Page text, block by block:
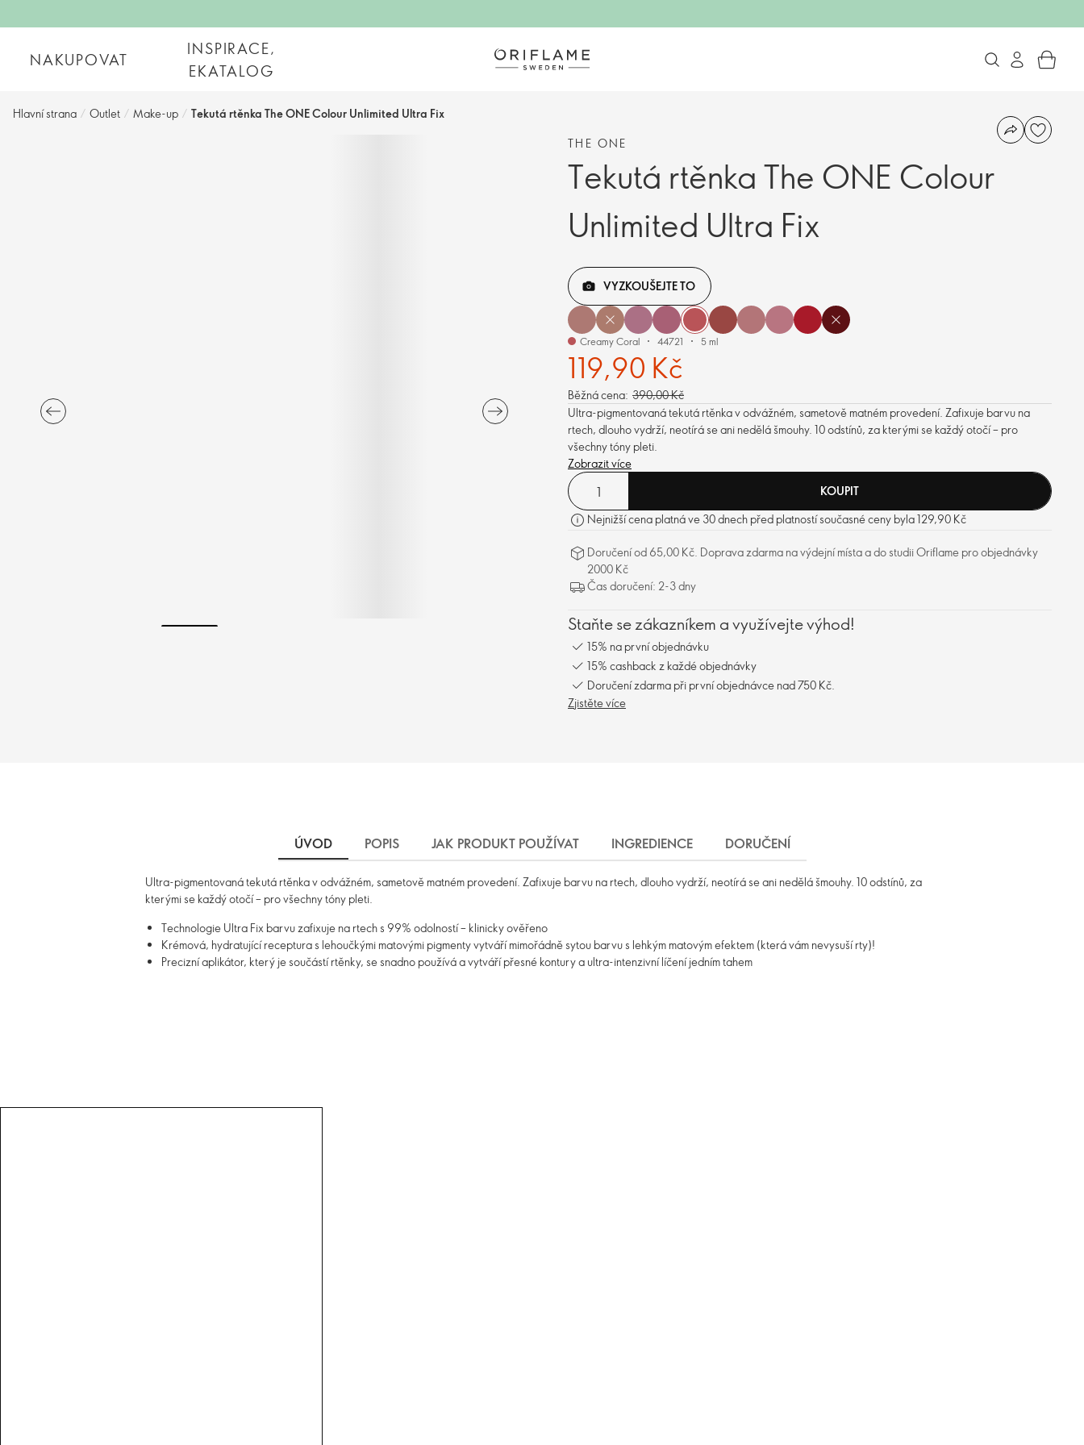
NAKUPOVAT
INSPIRACE,
EKATALOG
Hlavní strana / Outlet / Make-up / Tekutá rtěnka The ONE Colour Unlimited Ultra Fix
THE ONE
Tekutá rtěnka The ONE Colour
Unlimited Ultra Fix
VYZKOUŠEJTE TO
Creamy Coral 44721 5 ml
119,90 Kč
Běžná cena: 390,00 Kč
Ultra-pigmentovaná tekutá rtěnka v odvážném, sametově matném provedení. Zafixuje barvu na
rtech, dlouho vydrží, neotírá se ani nedělá šmouhy. 10 odstínů, za kterými se každý otočí – pro
všechny tóny pleti.
Zobrazit více
KOUPIT
Nejnižší cena platná ve 30 dnech před platností současné ceny byla 129,90 Kč
Doručení od 65,00 Kč. Doprava zdarma na výdejní místa a do studii Oriflame pro objednávky
2000 Kč
Čas doručení: 2-3 dny
Staňte se zákazníkem a využívejte výhod!
15% na první objednávku
15% cashback z každé objednávky
Doručení zdarma při první objednávce nad 750 Kč.
Zjistěte více
ÚVOD POPIS JAK PRODUKT POUŽÍVAT INGREDIENCE DORUČENÍ
Ultra-pigmentovaná tekutá rtěnka v odvážném, sametově matném provedení. Zafixuje barvu na rtech, dlouho vydrží, neotírá se ani nedělá šmouhy. 10 odstínů, za
kterými se každý otočí – pro všechny tóny pleti.
Technologie Ultra Fix barvu zafixuje na rtech s 99% odolností – klinicky ověřeno
Krémová, hydratující receptura s lehoučkými matovými pigmenty vytváří mimořádně sytou barvu s lehkým matovým efektem (která vám nevysuší rty)!
Precizní aplikátor, který je součástí rtěnky, se snadno používá a vytváří přesné kontury a ultra-intenzivní líčení jedním tahem